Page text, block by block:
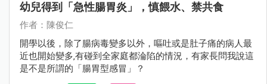
幼兒得到「急性腸胃炎」，慎餵水、禁共食
作者：陳俊仁
開學以後，除了腸病毒變多以外，嘔吐或是肚子痛的病人最
近也開始變多‚有碰到全家庭都淪陷的情況，有家長問我說這
是不是所謂的「腸胃型感冒」？